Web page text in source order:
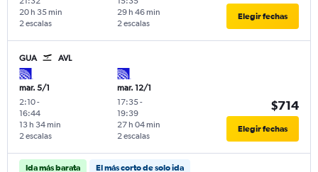
2 escalas
20 h 35 min
2 escalas
29 h 46 min Elegir fechas
GUA AVL
mar. 5/1
2:10-
16:44
2 escalas
13 h 34 min
mar. 12/1
17:35-
19:39
2 escalas
27 h 04 min
$714
Elegir fechas
Ida más barata El más corto de solo ida